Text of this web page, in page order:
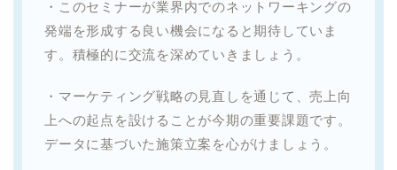
・このセミナーが業界内でのネットワーキングの
発端を形成する良い機会になると期待していま
す。積極的に交流を深めていきましょう。
・マーケティング戦略の見直しを通じて、売上向
上への起点を設けることが今期の重要課題です。
データに基づいた施策立案を心がけましょう。